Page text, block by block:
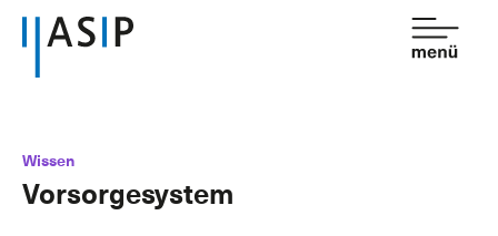
Kontakt
Verband
Wissen
Vorsorgesystem